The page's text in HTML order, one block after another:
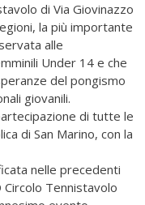
di Via Giovinazzo
la più importante
alle
Under 14 e che
del pongismo
giovanili.
di tutte le
di San Marino, con la
nelle precedenti
Tennistavolo